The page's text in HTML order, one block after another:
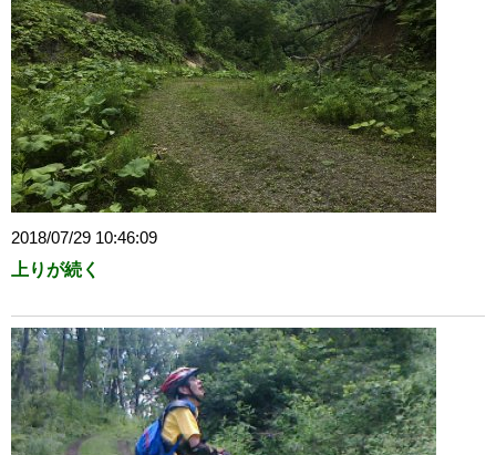
2018/07/29 10:46:09
上りが続く